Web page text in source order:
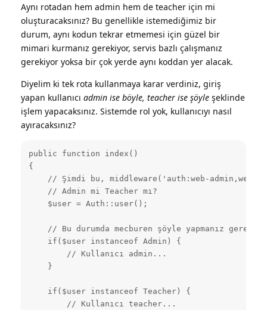
Aynı rotadan hem admin hem de teacher için mi
oluşturacaksınız? Bu genellikle istemediğimiz bir
durum, aynı kodun tekrar etmemesi için güzel bir
mimari kurmanız gerekiyor, servis bazlı çalışmanız
gerekiyor yoksa bir çok yerde aynı koddan yer alacak.
Diyelim ki tek rota kullanmaya karar verdiniz, giriş
yapan kullanıcı admin ise böyle, teacher ise şöyle şeklinde
işlem yapacaksınız. Sistemde rol yok, kullanıcıyı nasıl
ayıracaksınız?
public function index()
{
// Şimdi bu, middleware('auth:web-admin,web-
    // Admin mi Teacher mı?
    $user = Auth::user();
// Bu durumda mecburen şöyle yapmanız
    if($user instanceof Admin) {
        // Kullanıcı admin...
    }
    if($user instanceof Teacher) {
        // Kullanıcı teacher...